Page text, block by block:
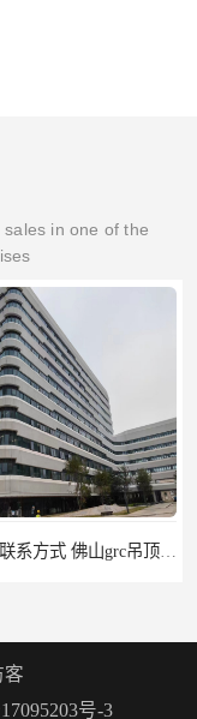
in one of the
客
号-3